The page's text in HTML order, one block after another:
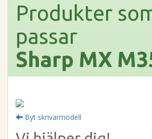
Produkter
passar
Sharp MX
Byt skrivarmodell